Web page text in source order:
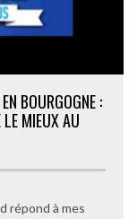
BOURGOGNE :
MIEUX AU
répond à mes